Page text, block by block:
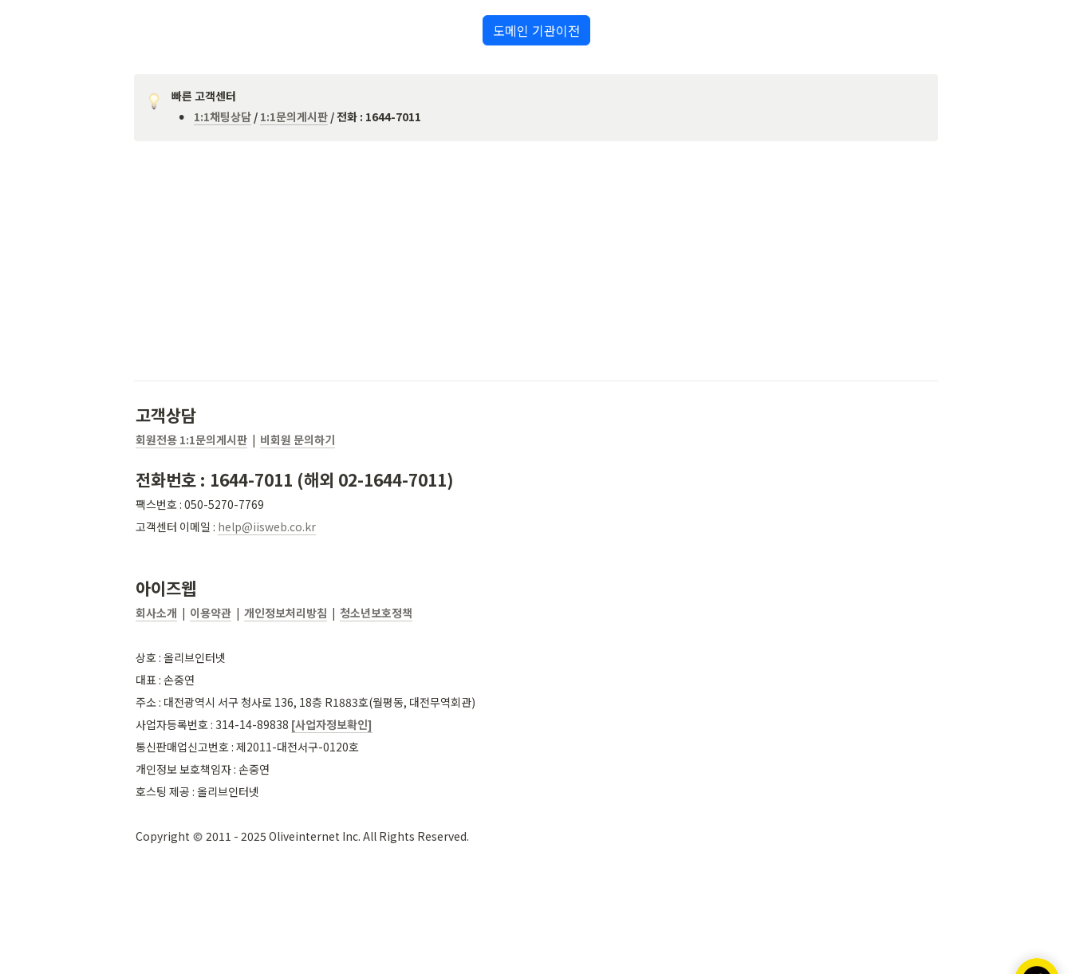
도메인 기관이전
빠른 고객센터
• 1:1채팅상담 / 1:1문의게시판 / 전화 : 1644-7011
고객상담
회원전용 1:1문의게시판
  |
비회원 문의하기
전화번호 : 1644-7011 (해외 02-1644-7011)
팩스번호 : 050-5270-7769
고객센터 이메일 : help@iisweb.co.kr
아이즈웹
회사소개
  |
이용약관
  |
개인정보처리방침
  |
청소년보호정책
상호 : 올리브인터넷
대표 : 손중연
주소 : 대전광역시 서구 청사로 136, 18층 R1883호(월평동, 대전무역회관)
사업자등록번호 : 314-14-89838 [사업자정보확인]
통신판매업신고번호 : 제2011-대전서구-0120호
개인정보 보호책임자 : 손중연
호스팅 제공 : 올리브인터넷
Copyright 2011 - 2025 Oliveinternet Inc. All Rights Reserved.